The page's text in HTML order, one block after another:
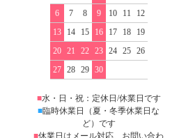
6
7 8 9 10 11
12
13
14 15 16 17 18
19
20
21 22 23 24 25
26
27
28 29 30
■水・日・祝：定休日/休業日です
■臨時休業日（夏・冬季休業日な
ど）です
■休業日はメール対応、お問い合わ